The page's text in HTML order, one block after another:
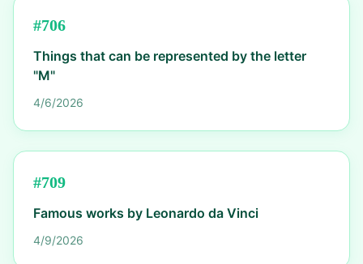
#706
Things that can be represented by the letter
"M"
4/6/2026
#709
Famous works by Leonardo da Vinci
4/9/2026